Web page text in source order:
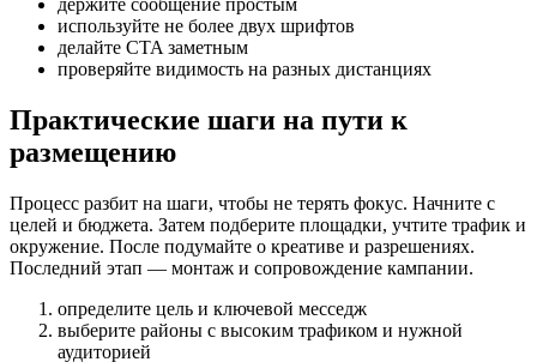
используйте не более двух шрифтов
делайте CTA заметным
проверяйте видимость на разных дистанциях
Практические шаги на пути к
размещению
Процесс разбит на шаги, чтобы не терять фокус. Начните с
целей и бюджета. Затем подберите площадки, учтите трафик и
окружение. После подумайте о креативе и разрешениях.
Последний этап — монтаж и сопровождение кампании.
определите цель и ключевой месседж
выберите районы с высоким трафиком и нужной
аудиторией